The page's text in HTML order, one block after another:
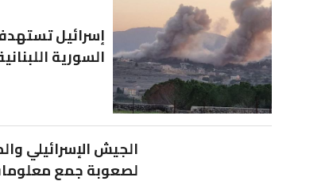
إسرائيل
السورية
الجيش الإسرائيلي
لصعوبة جمع